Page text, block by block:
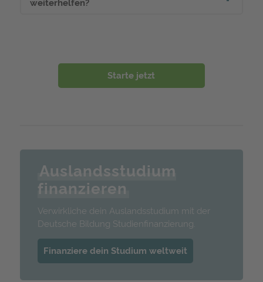
Starte jetzt
Auslandsstudium
finanzieren
Verwirkliche dein Auslandsstudium mit der
Deutsche Bildung Studienfinanzierung.
Finanziere dein Studium weltweit